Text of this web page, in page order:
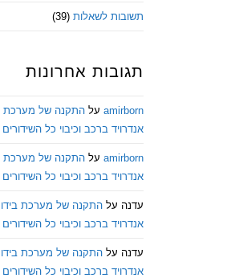
תשובות לשאלות (39)
תגובות אחרונות
amirborn על התקנה של מערכת
אנדרויד ברכב וכיבוי כל השידורים
amirborn על התקנה של מערכת
אנדרויד ברכב וכיבוי כל השידורים
עדנה על התקנה של מערכת
אנדרויד ברכב וכיבוי כל השידורים
עדנה על התקנה של מערכת
אנדרויד ברכב וכיבוי כל השידורים